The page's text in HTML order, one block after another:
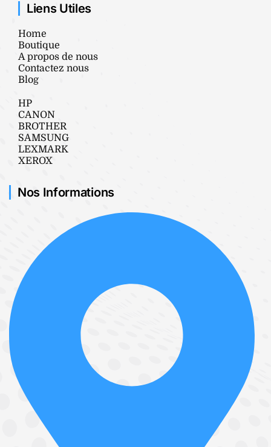
Liens Utiles
Home
Boutique
A propos de nous
Contactez nous
Blog
HP
CANON
BROTHER
SAMSUNG
LEXMARK
XEROX
Nos Informations